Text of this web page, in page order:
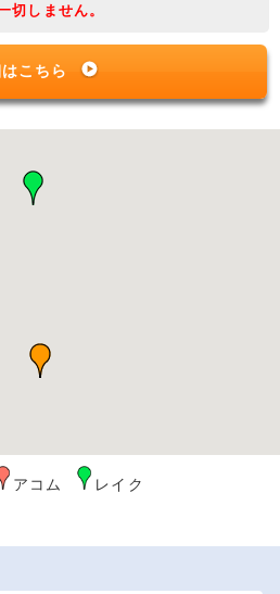
切しません。
こちら
アコム
レイク